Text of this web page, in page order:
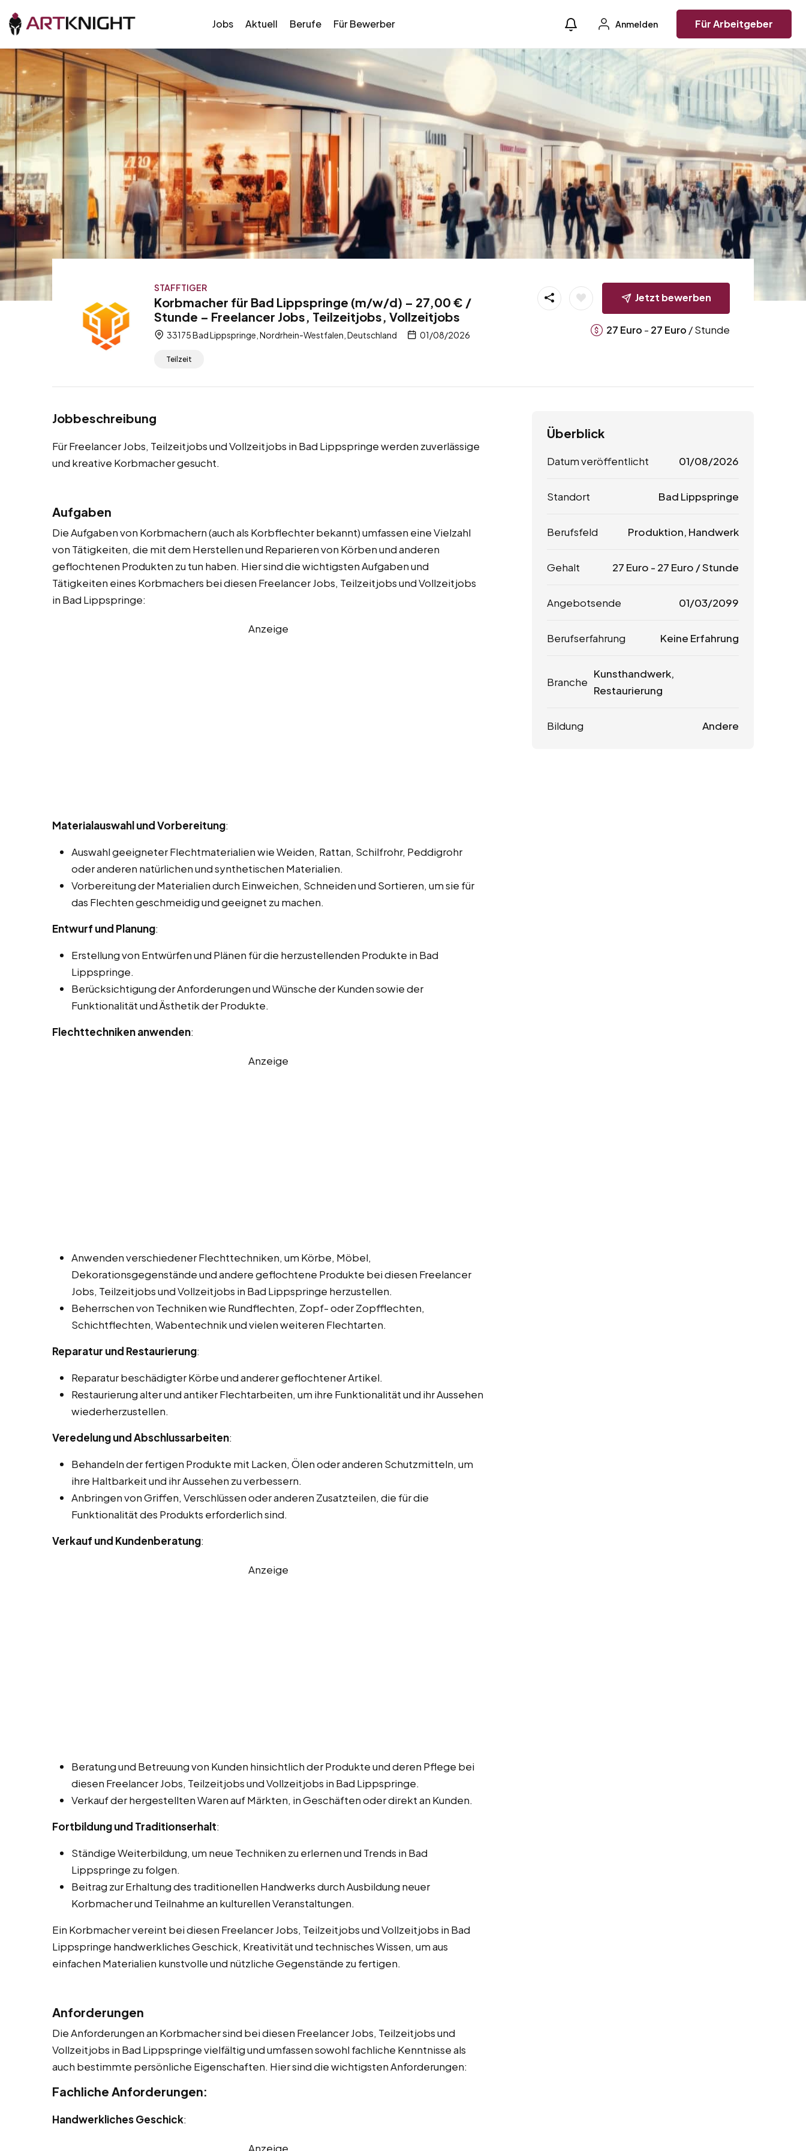
Jobs Aktuell Berufe Für Bewerber Anmelden Für Arbeitgeber
STAFFTIGER
Korbmacher für Bad Lippspringe (m/w/d) – 27,00 € /
Stunde – Freelancer Jobs, Teilzeitjobs, Vollzeitjobs
33175 Bad Lippspringe, Nordrhein-Westfalen, Deutschland 01/08/2026
Teilzeit
Jetzt bewerben
27 Euro - 27 Euro / Stunde
Jobbeschreibung
Für Freelancer Jobs, Teilzeitjobs und Vollzeitjobs in Bad Lippspringe werden zuverlässige
und kreative Korbmacher gesucht.
Aufgaben
Die Aufgaben von Korbmachern (auch als Korbflechter bekannt) umfassen eine Vielzahl
von Tätigkeiten, die mit dem Herstellen und Reparieren von Körben und anderen
geflochtenen Produkten zu tun haben. Hier sind die wichtigsten Aufgaben und
Tätigkeiten eines Korbmachers bei diesen Freelancer Jobs, Teilzeitjobs und Vollzeitjobs
in Bad Lippspringe:
Anzeige
Materialauswahl und Vorbereitung:
Auswahl geeigneter Flechtmaterialien wie Weiden, Rattan, Schilfrohr, Peddigrohr
oder anderen natürlichen und synthetischen Materialien.
Vorbereitung der Materialien durch Einweichen, Schneiden und Sortieren, um sie für
das Flechten geschmeidig und geeignet zu machen.
Entwurf und Planung:
Erstellung von Entwürfen und Plänen für die herzustellenden Produkte in Bad
Lippspringe.
Berücksichtigung der Anforderungen und Wünsche der Kunden sowie der
Funktionalität und Ästhetik der Produkte.
Flechttechniken anwenden:
Anzeige
Anwenden verschiedener Flechttechniken, um Körbe, Möbel,
Dekorationsgegenstände und andere geflochtene Produkte bei diesen Freelancer
Jobs, Teilzeitjobs und Vollzeitjobs in Bad Lippspringe herzustellen.
Beherrschen von Techniken wie Rundflechten, Zopf- oder Zopfflechten,
Schichtflechten, Wabentechnik und vielen weiteren Flechtarten.
Reparatur und Restaurierung:
Reparatur beschädigter Körbe und anderer geflochtener Artikel.
Restaurierung alter und antiker Flechtarbeiten, um ihre Funktionalität und ihr Aussehen
wiederherzustellen.
Veredelung und Abschlussarbeiten:
Behandeln der fertigen Produkte mit Lacken, Ölen oder anderen Schutzmitteln, um
ihre Haltbarkeit und ihr Aussehen zu verbessern.
Anbringen von Griffen, Verschlüssen oder anderen Zusatzteilen, die für die
Funktionalität des Produkts erforderlich sind.
Verkauf und Kundenberatung:
Anzeige
Beratung und Betreuung von Kunden hinsichtlich der Produkte und deren Pflege bei
diesen Freelancer Jobs, Teilzeitjobs und Vollzeitjobs in Bad Lippspringe.
Verkauf der hergestellten Waren auf Märkten, in Geschäften oder direkt an Kunden.
Fortbildung und Traditionserhalt:
Ständige Weiterbildung, um neue Techniken zu erlernen und Trends in Bad
Lippspringe zu folgen.
Beitrag zur Erhaltung des traditionellen Handwerks durch Ausbildung neuer
Korbmacher und Teilnahme an kulturellen Veranstaltungen.
Ein Korbmacher vereint bei diesen Freelancer Jobs, Teilzeitjobs und Vollzeitjobs in Bad
Lippspringe handwerkliches Geschick, Kreativität und technisches Wissen, um aus
einfachen Materialien kunstvolle und nützliche Gegenstände zu fertigen.
Anforderungen
Die Anforderungen an Korbmacher sind bei diesen Freelancer Jobs, Teilzeitjobs und
Vollzeitjobs in Bad Lippspringe vielfältig und umfassen sowohl fachliche Kenntnisse als
auch bestimmte persönliche Eigenschaften. Hier sind die wichtigsten Anforderungen:
Fachliche Anforderungen:
Handwerkliches Geschick:
Anzeige
Überblick
Datum veröffentlicht 01/08/2026
Standort Bad Lippspringe
Berufsfeld Produktion, Handwerk
Gehalt 27 Euro - 27 Euro / Stunde
Angebotsende 01/03/2099
Berufserfahrung Keine Erfahrung
Branche
Kunsthandwerk,
Restaurierung
Bildung Andere